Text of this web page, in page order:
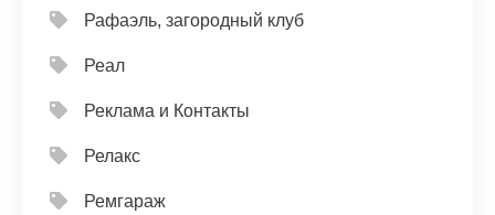
Рафаэль, загородный клуб
Реал
Реклама и Контакты
Релакс
Ремгараж